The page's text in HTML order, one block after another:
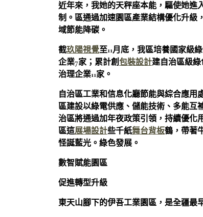
近年來，我她的天秤座本能，驅使她進
制。區通過加速園區產業結構優化升級
域節能降碳。
截玖陽視覺至11月底，我區培養國家級
企業7家；累計創包裝設計建自治區級綠
治理企業11家。
自治區工業和信息化廳節能與綜合應用
區建設以綠電供應、儲能技術、多能互
治區將通過加年夜政策引領，持續優化
區這展場設計些千紙舞台背板鶴，帶著
怪誕藍光。綠色發展。
數智賦能園區
促進轉型升級
東天山腳下的伊吾工業園區，是全疆最